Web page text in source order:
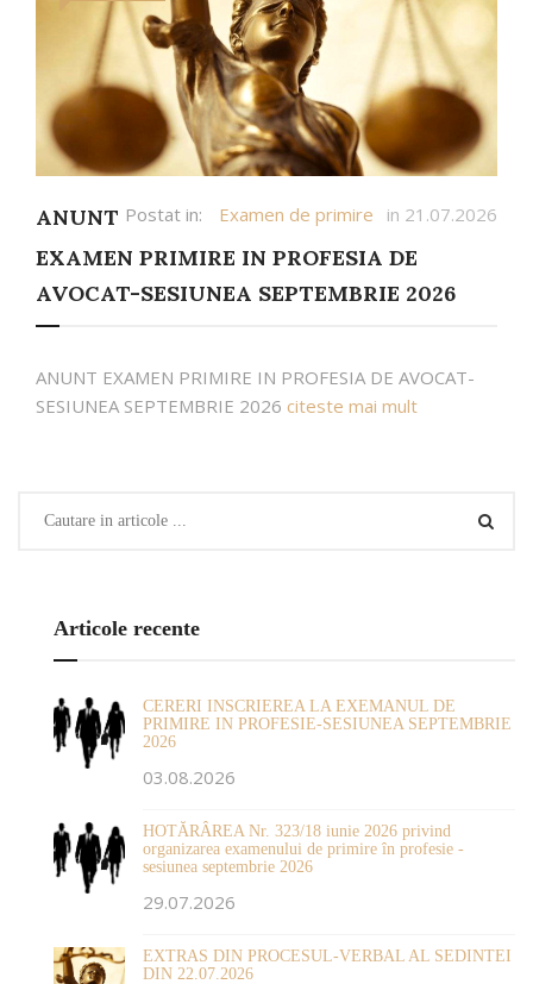
Postat in: Examen de primire in 21.07.2026
ANUNT
EXAMEN PRIMIRE IN PROFESIA DE
AVOCAT-SESIUNEA SEPTEMBRIE 2026
ANUNT EXAMEN PRIMIRE IN PROFESIA DE AVOCAT-
SESIUNEA SEPTEMBRIE 2026 citeste mai mult
Articole recente
CERERI INSCRIEREA LA EXEMANUL DE
PRIMIRE IN PROFESIE-SESIUNEA SEPTEMBRIE
2026
03.08.2026
HOTĂRÂREA Nr. 323/18 iunie 2026 privind
organizarea examenului de primire în profesie -
sesiunea septembrie 2026
29.07.2026
EXTRAS DIN PROCESUL-VERBAL AL SEDINTEI
DIN 22.07.2026